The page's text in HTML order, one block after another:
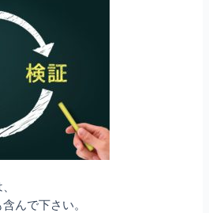
んで下さい。